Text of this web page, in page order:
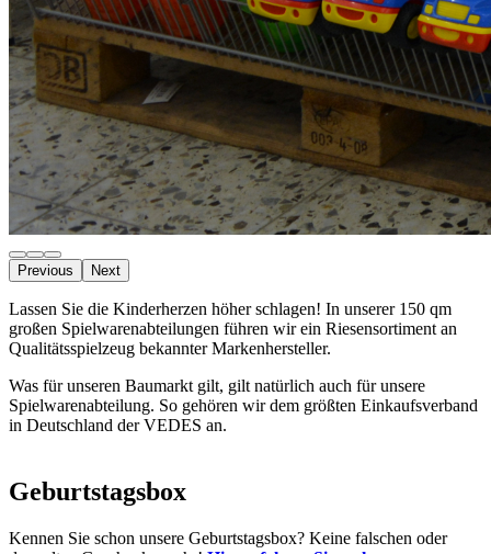
Previous Next
Lassen Sie die Kinderherzen höher schlagen! In unserer 150 qm
großen Spielwarenabteilungen führen wir ein Riesensortiment an
Qualitätsspielzeug bekannter Markenhersteller.
Was für unseren Baumarkt gilt, gilt natürlich auch für unsere
Spielwarenabteilung. So gehören wir dem größten Einkaufsverband
in Deutschland der VEDES an.
Geburtstagsbox
Kennen Sie schon unsere Geburtstagsbox? Keine falschen oder